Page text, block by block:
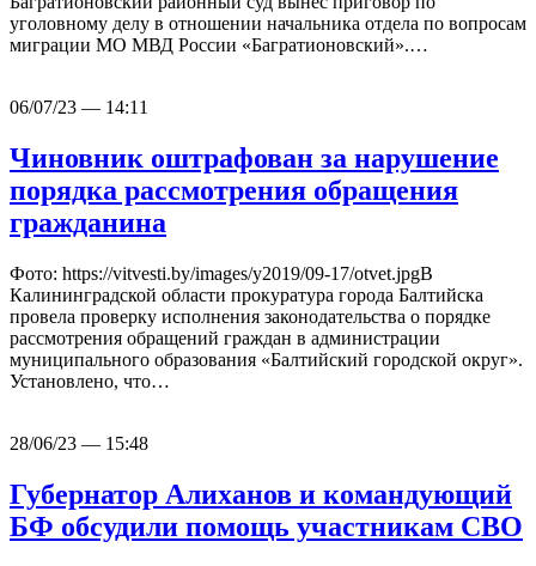
уголовному делу в отношении начальника отдела по вопросам
миграции МО МВД России «Багратионовский».…
06/07/23 — 14:11
Чиновник оштрафован за нарушение
порядка рассмотрения обращения
гражданина
Фото: https://vitvesti.by/images/y2019/09-17/otvet.jpgВ
Калининградской области прокуратура города Балтийска
провела проверку исполнения законодательства о порядке
рассмотрения обращений граждан в администрации
муниципального образования «Балтийский городской округ».
Установлено, что…
28/06/23 — 15:48
Губернатор Алиханов и командующий
БФ обсудили помощь участникам СВО